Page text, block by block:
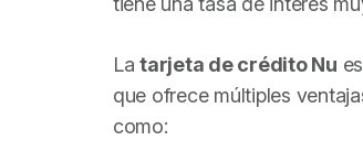
Latarjeta de crédito Nu
que ofrece múltiples
como: